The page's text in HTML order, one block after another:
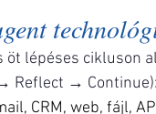
öt lépéses cikluson
Reflect → Continue):
CRM, web, fájl,